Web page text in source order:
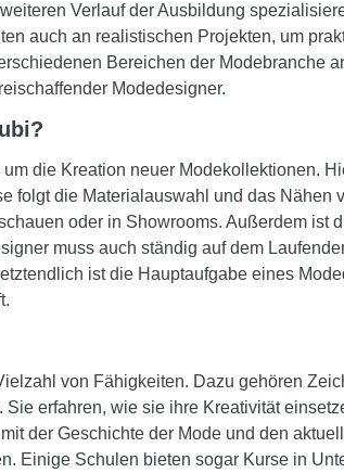
Verlauf der Ausbildung
auch an realistischen Projekten, um
Bereichen der Modebranche
Modedesigner.
die Kreation neuer Modekollektionen.
folgt die Materialauswahl und das Nähen
oder in Showrooms. Außerdem ist
muss auch ständig auf dem
ist die Hauptaufgabe eines
von Fähigkeiten. Dazu gehören
erfahren, wie sie ihre Kreativität
der Geschichte der Mode und den
Einige Schulen bieten sogar Kurse in